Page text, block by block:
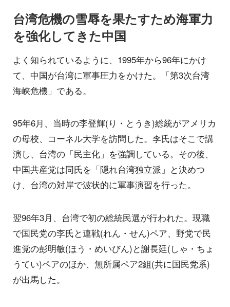
台湾危機の雪辱を果たすため海軍力
を強化してきた中国
よく知られているように、1995年から96年にかけ
て、中国が台湾に軍事圧力をかけた。「第3次台湾
海峡危機」である。
95年6月、当時の李登輝(り・とうき)総統がアメリカ
の母校、コーネル大学を訪問した。李氏はそこで講
演し、台湾の「民主化」を強調している。その後、
中国共産党は同氏を「隠れ台湾独立派」と決めつ
け、台湾の対岸で波状的に軍事演習を行った。
翌96年3月、台湾で初の総統民選が行われた。現職
で国民党の李氏と連戦(れん・せん)ペア、野党で民
進党の彭明敏(ほう・めいびん)と謝長廷(しゃ・ちょ
うてい)ペアのほか、無所属ペア2組(共に国民党系)
が出馬した。